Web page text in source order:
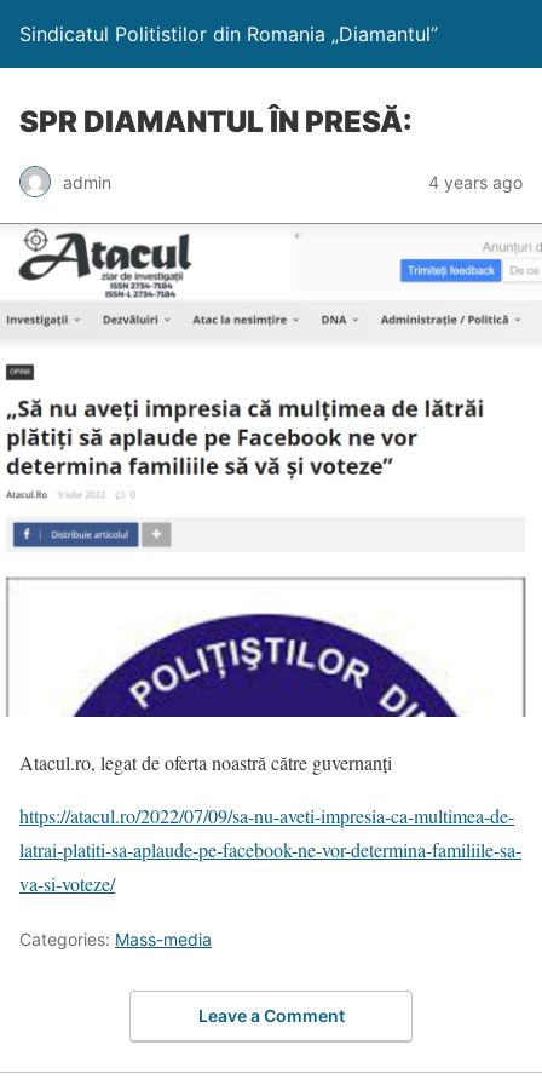
Sindicatul Politistilor din Romania „Diamantul”
SPR DIAMANTUL ÎN PRESĂ:
admin 4 years ago
Atacul.ro, legat de oferta noastră către guvernanți
https://atacul.ro/2022/07/09/sa-nu-aveti-impresia-ca-multimea-de-
latrai-platiti-sa-aplaude-pe-facebook-ne-vor-determina-familiile-sa-
va-si-voteze/
Categories: Mass-media
Leave a Comment